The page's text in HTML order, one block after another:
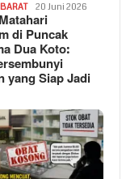
20 Juni 2026
di Puncak
Dua Koto:
yang Siap Jadi